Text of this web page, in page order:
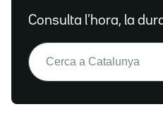
Consulta l’hora, la
Buscar: